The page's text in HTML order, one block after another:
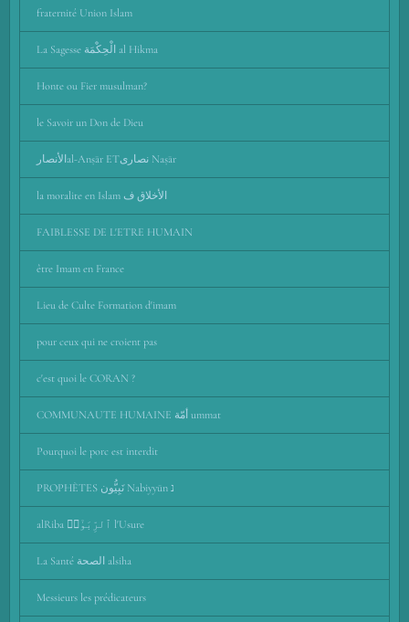
fraternité Union Islam
La Sagesse الْحِكْمَة al Hikma
Honte ou Fier musulman?
le Savoir un Don de Dieu
الأنصارal-Anṣār ETنصارى Naṣār
la moralite en Islam الأخلاق ف
FAIBLESSE DE L'ETRE HUMAIN
être Imam en France
Lieu de Culte Formation d'imam
pour ceux qui ne croient pas
c'est quoi le CORAN ?
COMMUNAUTE HUMAINE أمّة ummat
Pourquoi le porc est interdit
PROPHÈTES نَبِيُّون Nabiyyūn נ
alRiba ٱلرِّبَوٰٓا۟ l'Usure
La Santé الصحة alsiha
Messieurs les prédicateurs